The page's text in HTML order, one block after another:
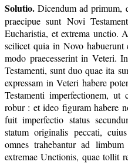
Solutio. Dicendum ad primum,
praecipue sunt Novi
Eucharistia, et extrema unctio.
scilicet quia in Novo
modo praecesserint in Veteri.
Testamenti, sunt duo quae ita
expressam in Veteri habere
Testamenti imperfectionem,
robur : et ideo figuram habere
fuit imperfectio status
statum originalis peccati,
omnes trahebantur ad
extremae Unctionis, quae tollit